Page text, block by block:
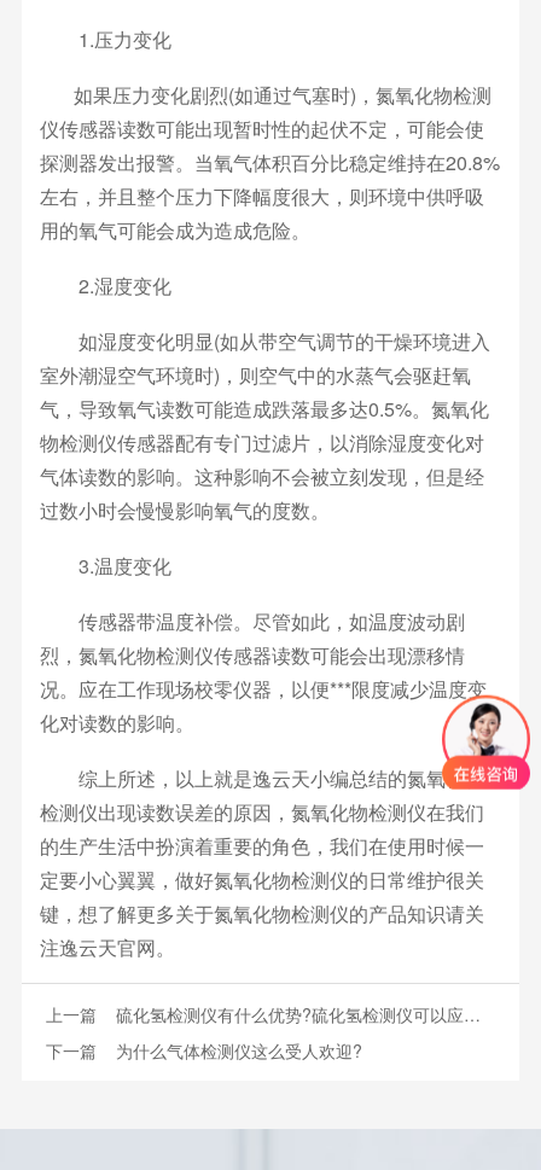
1.压力变化
如果压力变化剧烈(如通过气塞时)，氮氧化物检测
仪传感器读数可能出现暂时性的起伏不定，可能会使
探测器发出报警。当氧气体积百分比稳定维持在20.8%
左右，并且整个压力下降幅度很大，则环境中供呼吸
用的氧气可能会成为造成危险。
2.湿度变化
如湿度变化明显(如从带空气调节的干燥环境进入
室外潮湿空气环境时)，则空气中的水蒸气会驱赶氧
气，导致氧气读数可能造成跌落最多达0.5%。氮氧化
物检测仪传感器配有专门过滤片，以消除湿度变化对
气体读数的影响。这种影响不会被立刻发现，但是经
过数小时会慢慢影响氧气的度数。
3.温度变化
传感器带温度补偿。尽管如此，如温度波动剧
烈，氮氧化物检测仪传感器读数可能会出现漂移情
况。应在工作现场校零仪器，以便***限度减少温度变
化对读数的影响。
综上所述，以上就是逸云天小编总结的氮氧化物
检测仪出现读数误差的原因，氮氧化物检测仪在我们
的生产生活中扮演着重要的角色，我们在使用时候一
定要小心翼翼，做好氮氧化物检测仪的日常维护很关
键，想了解更多关于氮氧化物检测仪的产品知识请关
注逸云天官网。
上一篇 硫化氢检测仪有什么优势?硫化氢检测仪可以应用于哪些地方?
下一篇 为什么气体检测仪这么受人欢迎?